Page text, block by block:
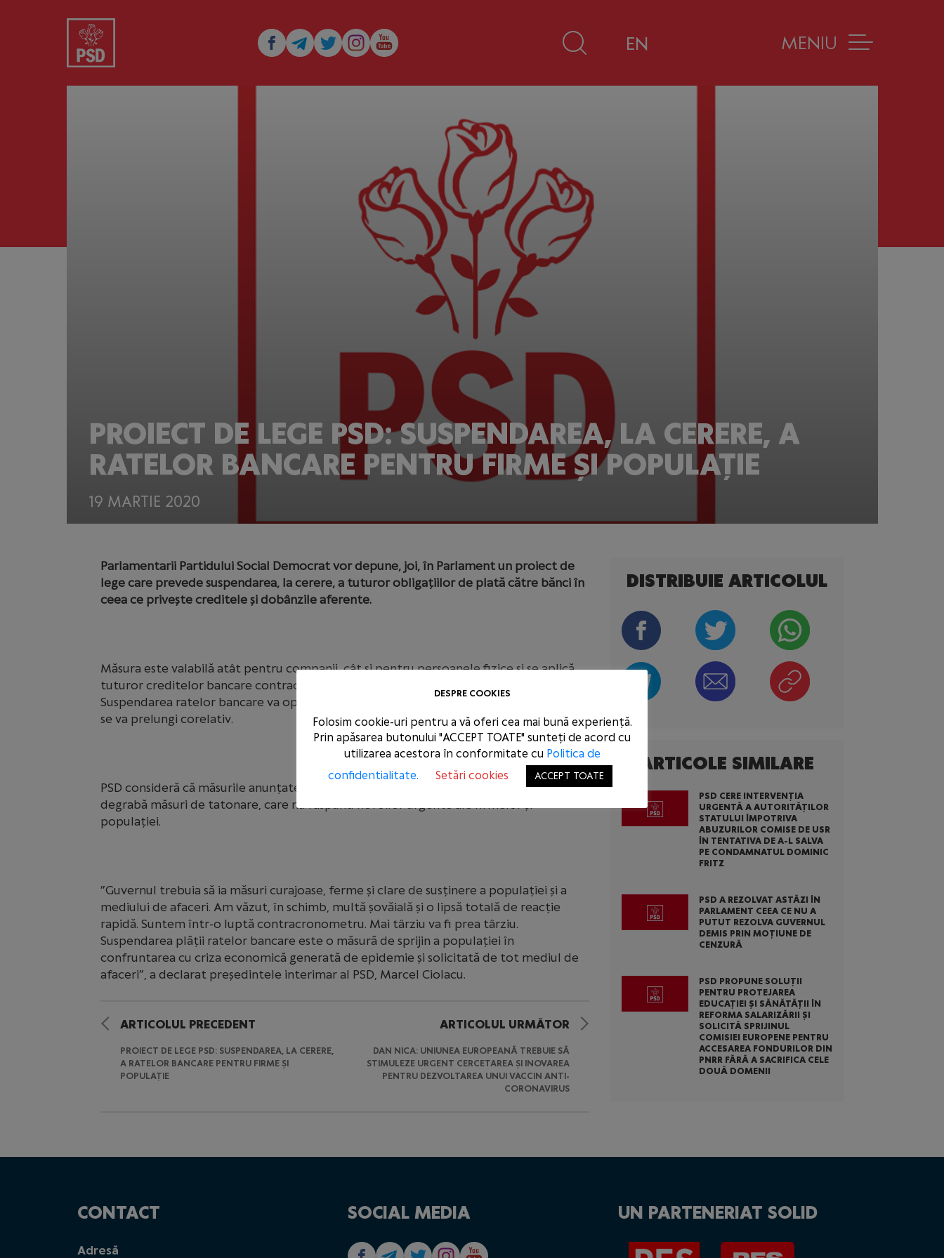
EN MENIU
19 MARTIE 2020
PROIECT DE LEGE PSD: SUSPENDAREA, LA CERERE, A
RATELOR BANCARE PENTRU FIRME ȘI POPULAȚIE
Parlamentarii Partidului Social Democrat vor depune, joi, în Parlament un proiect de
lege care prevede suspendarea, la cerere, a tuturor obligațiilor de plată către bănci în
ceea ce privește creditele și dobânzile aferente.
Măsura este valabilă atât pentru companii, cât și pentru persoanele fizice și se aplică
tuturor creditelor bancare contractate până la data de 19 martie 2020, inclusiv.
Suspendarea ratelor bancare va opera până la finalul anului 2020. Durata contractuală
se va prelungi corelativ.
PSD consideră că măsurile anunțate de Guvern pentru sprijinirea economiei sunt mai
degrabă măsuri de tatonare, care nu răspund nevoilor urgente ale firmelor și
populației.
”Guvernul trebuia să ia măsuri curajoase, ferme și clare de susținere a populației și a
mediului de afaceri. Am văzut, în schimb, multă șovăială și o lipsă totală de reacție
rapidă. Suntem într-o luptă contracronometru. Mai târziu va fi prea târziu.
Suspendarea plății ratelor bancare este o măsură de sprijin a populației în
confruntarea cu criza economică generată de epidemie și solicitată de tot mediul de
afaceri”, a declarat președintele interimar al PSD, Marcel Ciolacu.
ARTICOLUL PRECEDENT
PROIECT DE LEGE PSD: SUSPENDAREA, LA CERERE,
A RATELOR BANCARE PENTRU FIRME ȘI
POPULAȚIE
ARTICOLUL URMĂTOR
DAN NICA: UNIUNEA EUROPEANĂ TREBUIE SĂ
STIMULEZE URGENT CERCETAREA ȘI INOVAREA
PENTRU DEZVOLTAREA UNUI VACCIN ANTI-
CORONAVIRUS
ARTICOLE SIMILARE
PSD CERE INTERVENȚIA
URGENTĂ A AUTORITĂȚILOR
STATULUI ÎMPOTRIVA
ABUZURILOR COMISE DE USR
ÎN TENTATIVA DE A-L SALVA
PE CONDAMNATUL DOMINIC
FRITZ
PSD A REZOLVAT ASTĂZI ÎN
PARLAMENT CEEA CE NU A
PUTUT REZOLVA GUVERNUL
DEMIS PRIN MOȚIUNE DE
CENZURĂ
PSD PROPUNE SOLUȚII
PENTRU PROTEJAREA
EDUCAȚIEI ȘI SĂNĂTĂȚII ÎN
REFORMA SALARIZĂRII ȘI
SOLICITĂ SPRIJINUL
COMISIEI EUROPENE PENTRU
ACCESAREA FONDURILOR DIN
PNRR FĂRĂ A SACRIFICA CELE
DOUĂ DOMENII
DISTRIBUIE ARTICOLUL
CONTACT
Adresă
SOCIAL MEDIA UN PARTENERIAT SOLID
DESPRE COOKIES
Folosim cookie-uri pentru a vă oferi cea mai bună experiență.
Prin apăsarea butonului "ACCEPT TOATE" sunteți de acord cu
utilizarea acestora în conformitate cu Politica de
confidentialitate.
Setări cookies ACCEPT TOATE